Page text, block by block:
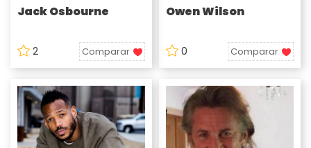
Jack Osbourne
2 Comparar
Owen Wilson
0 Comparar